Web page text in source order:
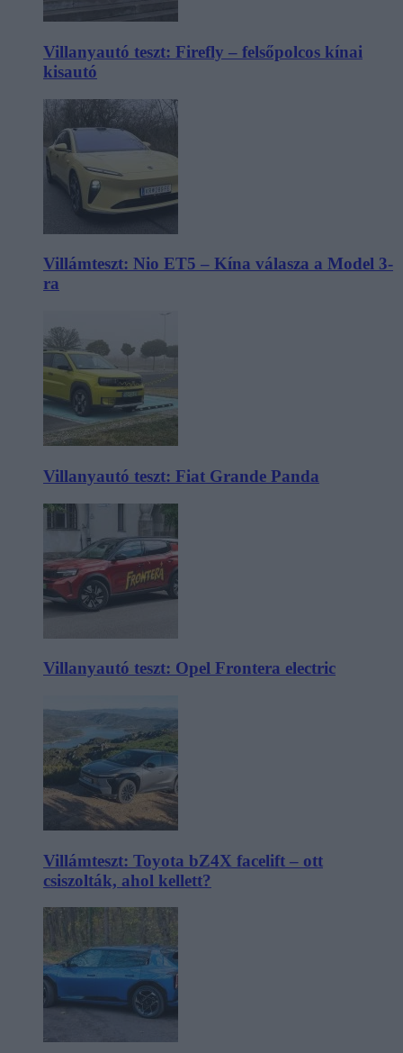
Villanyautó teszt: Firefly – felsőpolcos kínai
kisautó
Villámteszt: Nio ET5 – Kína válasza a Model 3-
ra
Villanyautó teszt: Fiat Grande Panda
Villanyautó teszt: Opel Frontera electric
Villámteszt: Toyota bZ4X facelift – ott
csiszolták, ahol kellett?